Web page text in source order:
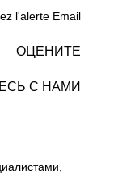
l'alerte Email
ОЦЕНИТЕ
С НАМИ